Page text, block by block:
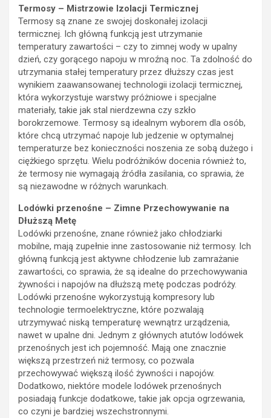
Termosy – Mistrzowie Izolacji Termicznej
Termosy są znane ze swojej doskonałej izolacji
termicznej. Ich główną funkcją jest utrzymanie
temperatury zawartości – czy to zimnej wody w upalny
dzień, czy gorącego napoju w mroźną noc. Ta zdolność do
utrzymania stałej temperatury przez dłuższy czas jest
wynikiem zaawansowanej technologii izolacji termicznej,
która wykorzystuje warstwy próżniowe i specjalne
materiały, takie jak stal nierdzewna czy szkło
borokrzemowe. Termosy są idealnym wyborem dla osób,
które chcą utrzymać napoje lub jedzenie w optymalnej
temperaturze bez konieczności noszenia ze sobą dużego i
ciężkiego sprzętu. Wielu podróżników docenia również to,
że termosy nie wymagają źródła zasilania, co sprawia, że
są niezawodne w różnych warunkach.
Lodówki przenośne – Zimne Przechowywanie na
Dłuższą Metę
Lodówki przenośne, znane również jako chłodziarki
mobilne, mają zupełnie inne zastosowanie niż termosy. Ich
główną funkcją jest aktywne chłodzenie lub zamrażanie
zawartości, co sprawia, że są idealne do przechowywania
żywności i napojów na dłuższą metę podczas podróży.
Lodówki przenośne wykorzystują kompresory lub
technologie termoelektryczne, które pozwalają
utrzymywać niską temperaturę wewnątrz urządzenia,
nawet w upalne dni. Jednym z głównych atutów lodówek
przenośnych jest ich pojemność. Mają one znacznie
większą przestrzeń niż termosy, co pozwala
przechowywać większą ilość żywności i napojów.
Dodatkowo, niektóre modele lodówek przenośnych
posiadają funkcje dodatkowe, takie jak opcja ogrzewania,
co czyni je bardziej wszechstronnymi.